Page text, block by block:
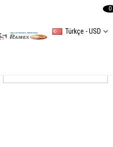
Türkçe - USD
0